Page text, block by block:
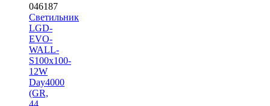
046187
Светильник
LGD-
EVO-
WALL-
S100x100-
12W
Day4000
(GR,
44